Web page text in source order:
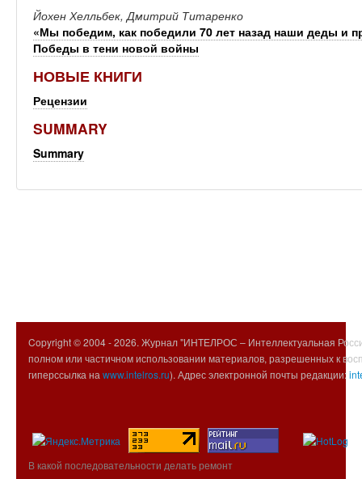
Йохен Хелльбек, Дмитрий Титаренко
«Мы победим, как победили 70 лет назад наши деды и
Победы в тени новой войны
НОВЫЕ КНИГИ
Рецензии
SUMMARY
Summary
Copyright © 2004 -2026. Журнал "ИНТЕЛРОС – Интеллектуальная
полном или частичном использовании материалов, разрешенных к
гиперссылка на www.intelros.ru). Адрес электронной почты редакции:
В какой последовательности делать ремонт